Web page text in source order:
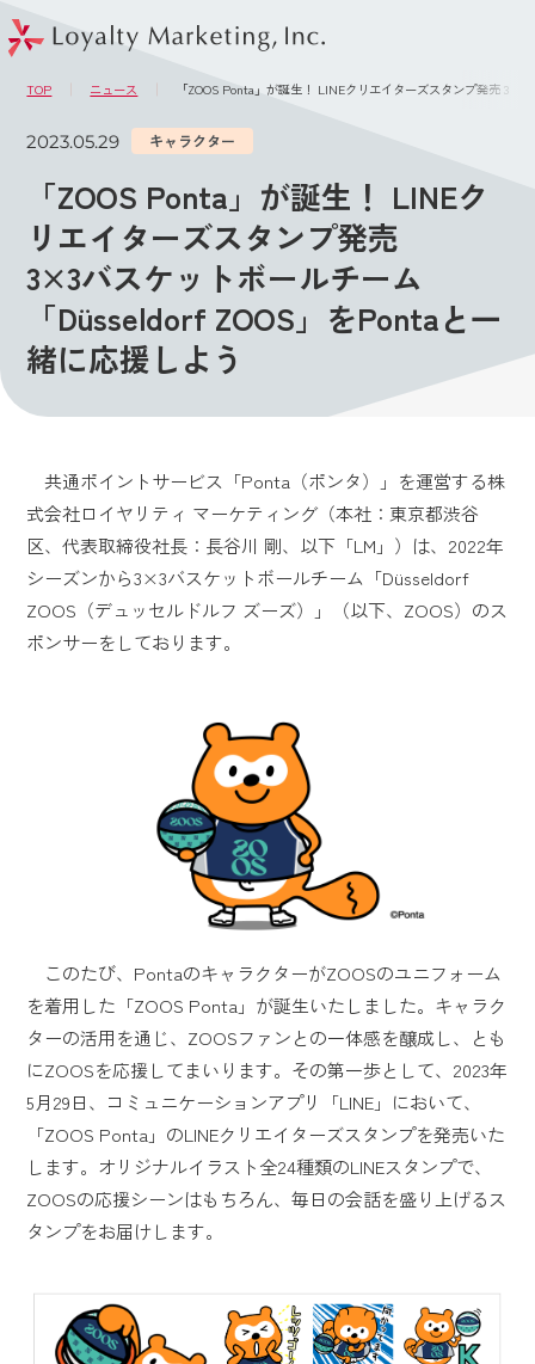
TOP ニュース 「ZOOS Ponta」が誕生！ LINEクリエイターズスタンプ発売
2023.05.29 キャラクター
「ZOOS Ponta」が誕生！ LINEク
リエイターズスタンプ発売
3×3バスケットボールチーム
「Düsseldorf ZOOS」をPontaと一
緒に応援しよう
共通ポイントサービス「Ponta（ポンタ）」を運営する株
式会社ロイヤリティ マーケティング（本社：東京都渋谷
区、代表取締役社長：長谷川 剛、以下「LM」）は、2022年
シーズンから3×3バスケットボールチーム「Düsseldorf
ZOOS（デュッセルドルフ ズーズ）」（以下、ZOOS）のス
ポンサーをしております。
このたび、PontaのキャラクターがZOOSのユニフォーム
を着用した「ZOOS Ponta」が誕生いたしました。キャラク
ターの活用を通じ、ZOOSファンとの一体感を醸成し、とも
にZOOSを応援してまいります。その第一歩として、2023年
5月29日、コミュニケーションアプリ「LINE」において、
「ZOOS Ponta」のLINEクリエイターズスタンプを発売いた
します。オリジナルイラスト全24種類のLINEスタンプで、
ZOOSの応援シーンはもちろん、毎日の会話を盛り上げるス
タンプをお届けします。